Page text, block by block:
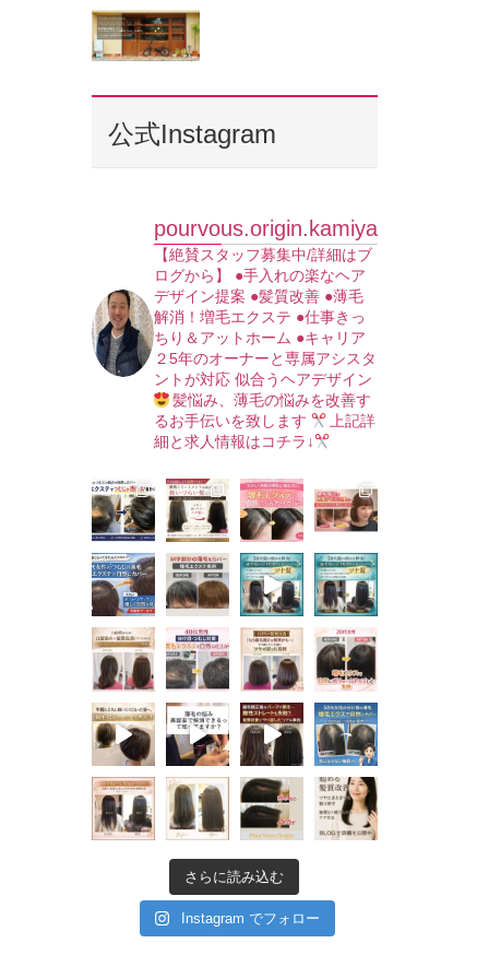
公式Instagram
pourvous.origin.kamiya
【絶賛スタッフ募集中/詳細はブ
ログから】
●手入れの楽なヘア
デザイン提案 ●髪質改善 ●薄毛
解消！増毛エクステ ●仕事きっ
ちり＆アットホーム ●キャリア
２5年のオーナーと専属アシスタ
ントが対応 似合うヘアデザイン
髪悩み、薄毛の悩みを改善す
るお手伝いを致します
上記詳
細と求人情報はコチラ↓
さらに読み込む
Instagram でフォロー